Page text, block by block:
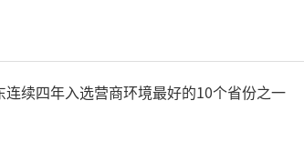
对记者表示，从一
日起，新冠疫苗将
自费后如何定价，
续四年入选营商环境最好的10个省份之一